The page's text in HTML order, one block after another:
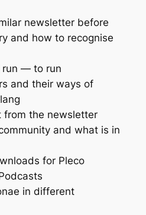
newsletter before
and how to recognise
run — to run
and their ways of
from the newsletter
and what is in
for Pleco
in different